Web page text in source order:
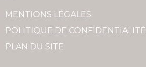
MENTIONS LÉGALES
POLITIQUE DE CONFIDENTIALITÉ
PLAN DU SITE